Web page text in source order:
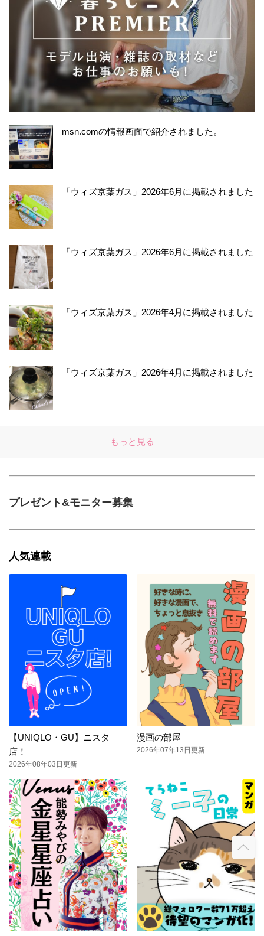
msn.comの情報画面で紹介されました。
「ウィズ京葉ガス」2026年6月に掲載されました
「ウィズ京葉ガス」2026年6月に掲載されました
「ウィズ京葉ガス」2026年4月に掲載されました
「ウィズ京葉ガス」2026年4月に掲載されました
もっと見る
プレゼント&モニター募集
人気連載
【UNIQLO・GU】ニスタ
店！
2026年08年03日更新
漫画の部屋
2026年07年13日更新